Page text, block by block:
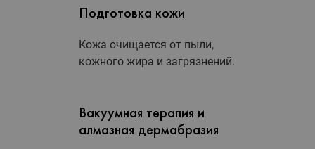
Подготовка кожи
Кожа очищается от пыли,
кожного жира и загрязнений.
Вакуумная терапия и
алмазная дермабразия